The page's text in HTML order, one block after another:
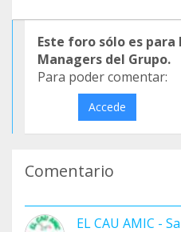
Este foro sólo es
Managers del Grupo.
Para poder comentar:
Accede
Comentario
EL CAU AMIC -